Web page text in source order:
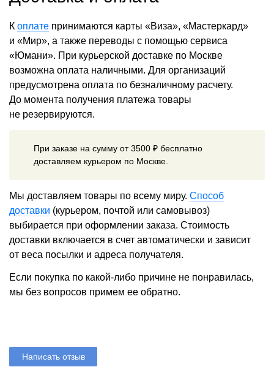
К оплате принимаются карты «Виза», «Мастеркард»
и «Мир», а также переводы с помощью сервиса
«Юмани». При курьерской доставке по Москве
возможна оплата наличными. Для организаций
предусмотрена оплата по безналичному расчету.
До момента получения платежа товары
не резервируются.
При заказе на сумму от 3500 ₽ бесплатно
доставляем курьером по Москве.
Мы доставляем товары по всему миру. Способ
доставки (курьером, почтой или самовывоз)
выбирается при оформлении заказа. Стоимость
доставки включается в счет автоматически и зависит
от веса посылки и адреса получателя.
Если покупка по какой-либо причине не понравилась,
мы без вопросов примем ее обратно.
Написать отзыв